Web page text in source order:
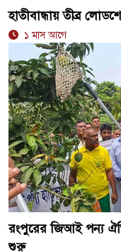
হাতীবান্ধায় তীব্র
১ মাস আগে
রংপুরের জিআই পন্য
শুরু